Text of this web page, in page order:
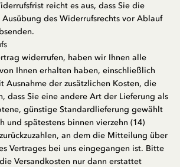
reicht es aus, dass Sie die
des Widerrufsrechts vor Ablauf
widerrufen, haben wir Ihnen alle
Ihnen erhalten haben, einschließlich
Ausnahme der zusätzlichen Kosten, die
dass Sie eine andere Art der Lieferung als
günstige Standardlieferung gewählt
und spätestens binnen vierzehn (14)
an dem die Mitteilung über
Vertrages bei uns eingegangen ist. Bitte
Versandkosten nur dann erstattet